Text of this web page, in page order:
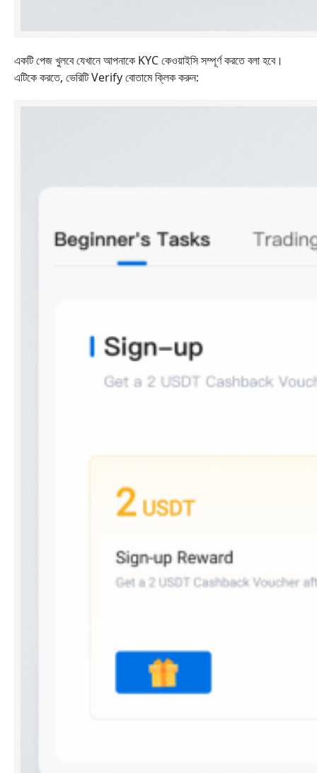
একটি পেজ খুলবে যেখানে আপনাকে KYC কেওয়াইসি সম্পূর্ণ করতে বলা হবে।
এটিকে করতে, ভেরিটি Verify বোতামে ক্লিক করুন: